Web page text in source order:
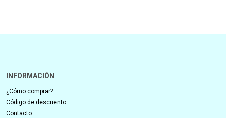
INFORMACIÓN
¿Cómo comprar?
Código de descuento
Contacto